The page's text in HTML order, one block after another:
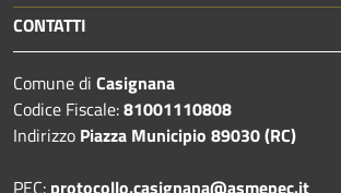
CONTATTI
Comune di Casignana
Codice Fiscale:81001110808
Indirizzo Piazza Municipio 89030 (RC)